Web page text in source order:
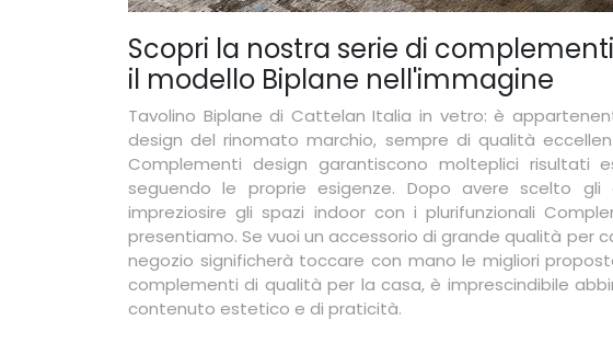
Scopri la nostra serie di
il modello Biplane nell'immagine
Tavolino Biplane di Cattelan Italia in vetro: è
design del rinomato marchio, sempre di qualità
Complementi design garantiscono molteplici risultati
seguendo le proprie esigenze. Dopo avere scelto
impreziosire gli spazi indoor con i plurifunzionali
presentiamo. Se vuoi un accessorio di grande qualità per
negozio significherà toccare con mano le migliori
complementi di qualità per la casa, è imprescindibile
contenuto estetico e di praticità.